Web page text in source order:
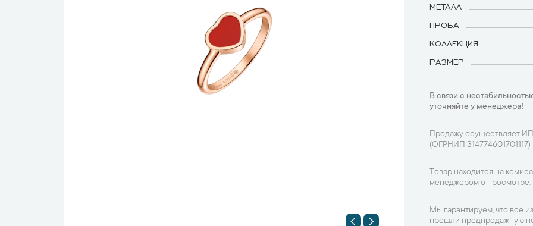
МЕТАЛЛ
ПРОБА
КОЛЛЕКЦИЯ
РАЗМЕР
В связи с
уточняйте у менеджера!
Продажу осуществляет
(ОГРНИП 314774601701117)
Товар находится на
менеджером о просмотре.
Мы гарантируем, что все
прошли предпродажную